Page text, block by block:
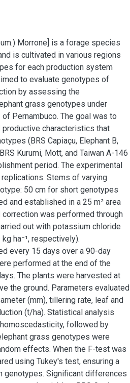
Morrone] is a forage species
is cultivated in various regions
for each production system
to evaluate genotypes of
by assessing the
grass genotypes under
Pernambuco. The goal was to
characteristics that
(BRS Capiaçu, Elephant B,
Kurumi, Mott, and Taiwan A-146
period. The experimental
Stems of varying
50 cm for short genotypes
and established in a 25 m² area
was performed through
out with potassium chloride
ha⁻¹, respectively).
every 15 days over a 90-day
performed at the end of the
The plants were harvested at
the ground. Parameters evaluated
(mm), tillering rate, leaf and
(t/ha). Statistical analysis
followed by
grass genotypes were
effects. When the F-test was
using Tukey's test, ensuring a
Significant differences